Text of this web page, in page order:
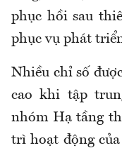
phục hồi sau
phục vụ phát
Nhiều chỉ số
cao khi tập
nhóm Hạ tầng
trì hoạt động